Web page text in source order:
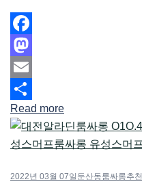
Facebook
Mastodon
Email
Share
Read more
2022년 03월 07일 둔산동룸싸롱추천